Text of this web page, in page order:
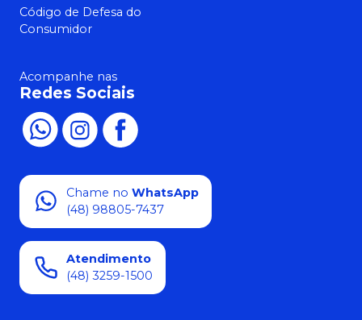
Código de Defesa do
Consumidor
Acompanhe nas
Redes Sociais
Chame no WhatsApp
(48) 98805-7437
Atendimento
(48) 3259-1500